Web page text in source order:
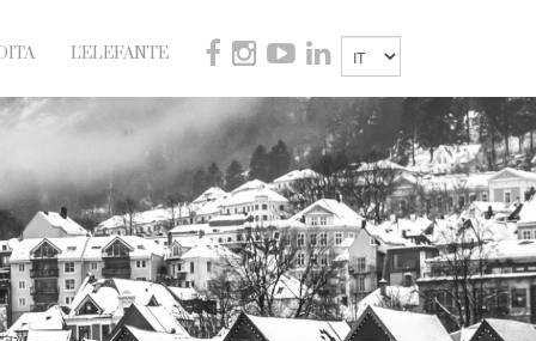
L'ELEFANTE